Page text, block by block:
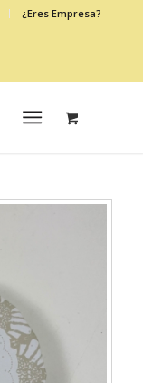
¿Eres Empresa?